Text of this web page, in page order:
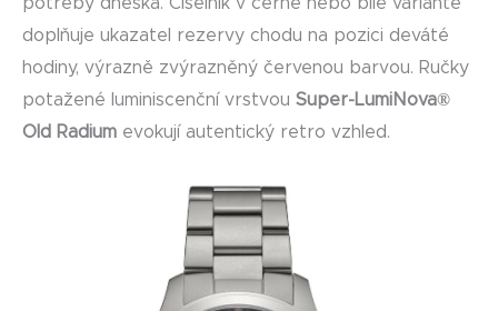
doplňuje ukazatel rezervy chodu na pozici deváté
hodiny, výrazně zvýrazněný červenou barvou. Ručky
potažené luminiscenční vrstvou Super-LumiNova®
Old Radium evokují autentický retro vzhled.